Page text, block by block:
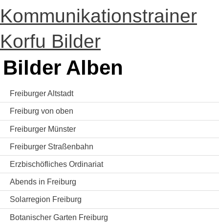
Kommunikationstrainer
Korfu Bilder
Bilder Alben
Freiburger Altstadt
Freiburg von oben
Freiburger Münster
Freiburger Straßenbahn
Erzbischöfliches Ordinariat
Abends in Freiburg
Solarregion Freiburg
Botanischer Garten Freiburg